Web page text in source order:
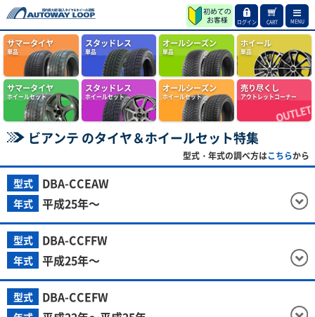
ログイン CART MENU
サマータイヤ
単品
スタッドレス
単品
オールシーズン
単品
ホイール
単品
サマータイヤ
ホイールセット
スタッドレス
ホイールセット
オールシーズン
ホイールセット
売り尽くし
アウトレットコーナー
ビアンテ のタイヤ＆ホイールセット特集
型式・年式の調べ方はこちらから
型式 DBA-CCEAW
年式 平成25年～
型式 DBA-CCFFW
年式 平成25年～
型式 DBA-CCEFW